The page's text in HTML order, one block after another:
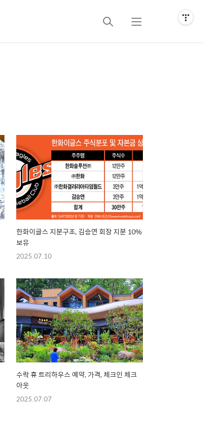
검
메
한화이글스 지분구조, 김승연 회장 지분 10%
보유
2025.07.10
수락 휴 트리하우스 예약, 가격, 체크인 체크
아웃
2025.07.07